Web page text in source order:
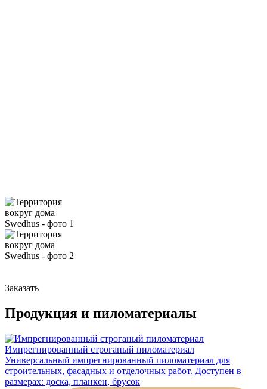
Заказать
Продукция и пиломатериалы
Импрегнированный строганый пиломатериал
Универсальный импрегнированный пиломатериал для
строительных, фасадных и отделочных работ. Доступен в
размерах: доска, планкен, брусок